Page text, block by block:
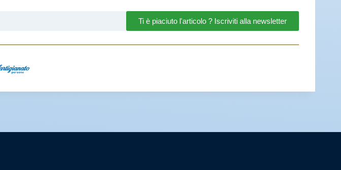
Ti è piaciuto l'articolo ? Iscriviti alla newsletter